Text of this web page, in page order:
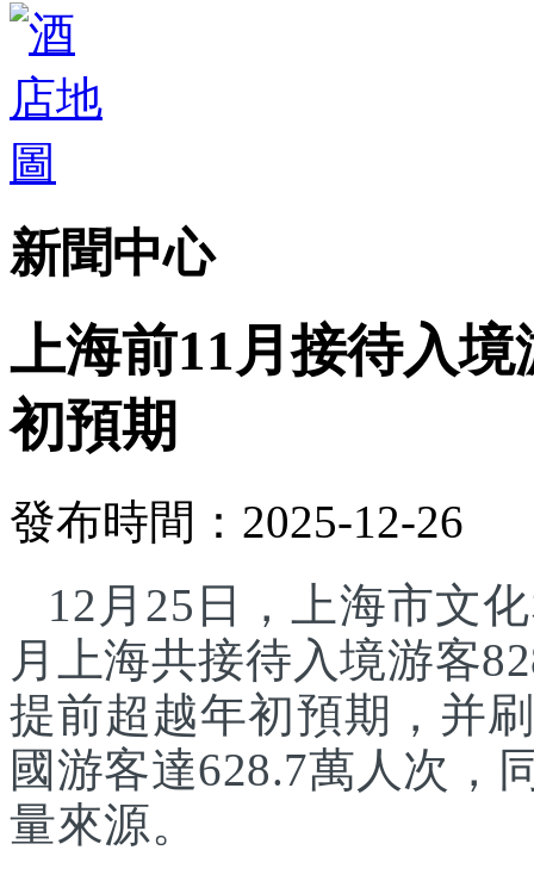
新聞中心
上海前11月接待入
初預期
發布時間：2025-12-26
12月25日，上海市文
月上海共接待入境游客
提前超越年初預期，并
國游客達628.7萬人次，
量來源。